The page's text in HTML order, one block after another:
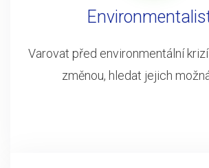
Varovat před environmentální
změnou, hledat jejich